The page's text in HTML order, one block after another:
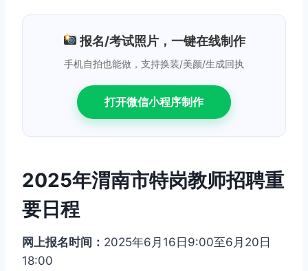
报名/考试照片，一键在线制作
手机自拍也能做，支持换装/美颜/生成回执
打开微信小程序制作
2025年渭南市特岗教师招聘重
要日程
网上报名时间： 2025年6月16日9:00至6月20日
18:00